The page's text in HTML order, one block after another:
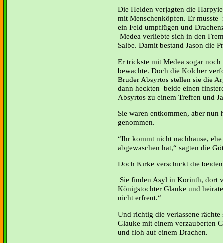
Die Helden verjagten die
mit Menschenköpfen. Er musste
ein Feld umpflügen und
Medea verliebte sich in den
Salbe. Damit bestand Jason die
Er trickste mit Medea sogar
bewachte. Doch die Kolcher
Bruder Absyrtos stellen sie die
dann heckten beide einen
Absyrtos zu einem Treffen und
Sie waren entkommen, aber nun
genommen.
“Ihr kommt nicht nachhause,
abgewaschen hat,“ sagten die
Doch Kirke verschickt die
Sie finden Asyl in Korinth, dort
Königstochter Glauke und
nicht erfreut.“
Und richtig die verlassene rächte
Glauke mit einem verzauberten
und floh auf einem Drachen.